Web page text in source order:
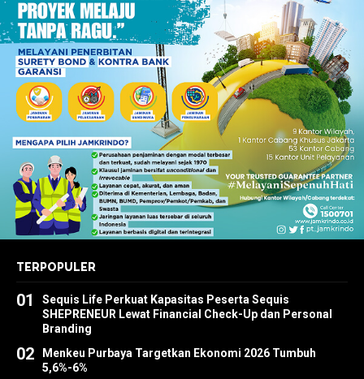
TERPOPULER
01
Sequis Life Perkuat Kapasitas Peserta Sequis
SHEPRENEUR Lewat Financial Check-Up dan Personal
Branding
02
Menkeu Purbaya Targetkan Ekonomi 2026 Tumbuh
5,6%-6%